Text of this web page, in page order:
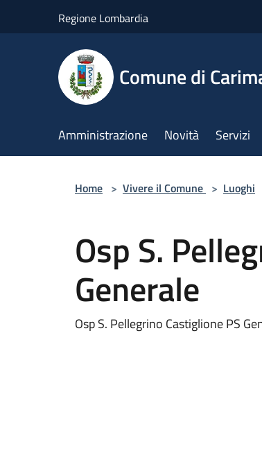
Regione Lombardia
Comune di
Amministrazione Novità Servizi
Home > Vivere il Comune > Luoghi
Osp S.
Generale
Osp S. Pellegrino Castiglione PS